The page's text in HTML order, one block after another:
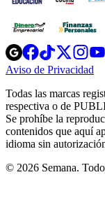
Opens
in
new
Opens
in
new
Opens
in
new
window
new
Aviso de Privacidad
Todas las marcas
respectiva o de
Se prohíbe la
contenidos que aquí
idioma sin
© 2026 Semana.